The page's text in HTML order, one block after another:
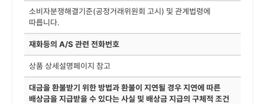
소비자분쟁해결기준(공정거래위원회 고시) 및 관계법령에
따릅니다.
재화등의 A/S 관련 전화번호
상품 상세설명페이지 참고
대금을 환불받기 위한 방법과 환불이 지연될 경우 지연에 따른
배상금을 지급받을 수 있다는 사실 및 배상금 지급의 구체적 조건